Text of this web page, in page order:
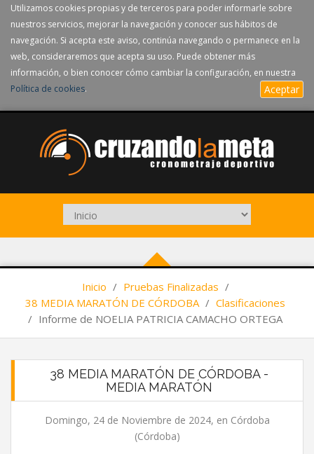
Utilizamos cookies propias y de terceros para poder informarle sobre
nuestros servicios, mejorar la navegación y conocer sus hábitos de
navegación. Si acepta este aviso, continúa navegando o permanece en la
web, consideraremos que acepta su uso. Puede obtener más
información, o bien conocer cómo cambiar la configuración, en nuestra
Política de cookies. Aceptar
Inicio / Pruebas Finalizadas /
38 MEDIA MARATÓN DE CÓRDOBA / Clasificaciones
/ Informe de NOELIA PATRICIA CAMACHO ORTEGA
38 MEDIA MARATÓN DE CÓRDOBA -
MEDIA MARATÓN
Domingo, 24 de Noviembre de 2024, en Córdoba
(Córdoba)